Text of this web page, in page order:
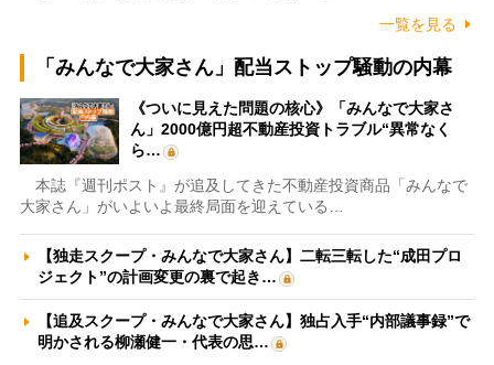
一覧を見る
「みんなで大家さん」配当ストップ騒動の内幕
《ついに見えた問題の核心》「みんなで大家さ
ん」2000億円超不動産投資トラブル“異常なく
ら…
本誌『週刊ポスト』が追及してきた不動産投資商品「みんなで
大家さん」がいよいよ最終局面を迎えている…
【独走スクープ・みんなで大家さん】二転三転した“成田プロ
ジェクト”の計画変更の裏で起き…
【追及スクープ・みんなで大家さん】独占入手“内部議事録”で
明かされる柳瀬健一・代表の思…